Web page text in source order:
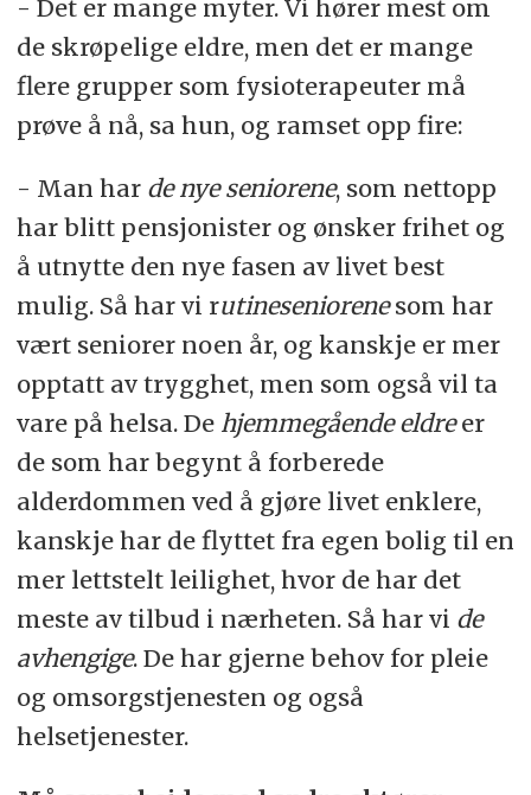
- Det er mange myter. Vi hører mest om
de skrøpelige eldre, men det er mange
flere grupper som fysioterapeuter må
prøve å nå, sa hun, og ramset opp fire:
- Man har de nye seniorene, som nettopp
har blitt pensjonister og ønsker frihet og
å utnytte den nye fasen av livet best
mulig. Så har vi rutineseniorenesom har
vært seniorer noen år, og kanskje er mer
opptatt av trygghet, men som også vil ta
vare på helsa. De hjemmegående eldreer
de som har begynt å forberede
alderdommen ved å gjøre livet enklere,
kanskje har de flyttet fra egen bolig til en
mer lettstelt leilighet, hvor de har det
meste av tilbud i nærheten. Så har vi de
avhengige. De har gjerne behov for pleie
og omsorgstjenesten og også
helsetjenester.